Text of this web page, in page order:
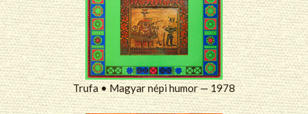
Trufa • Magyar népi humor — 1978